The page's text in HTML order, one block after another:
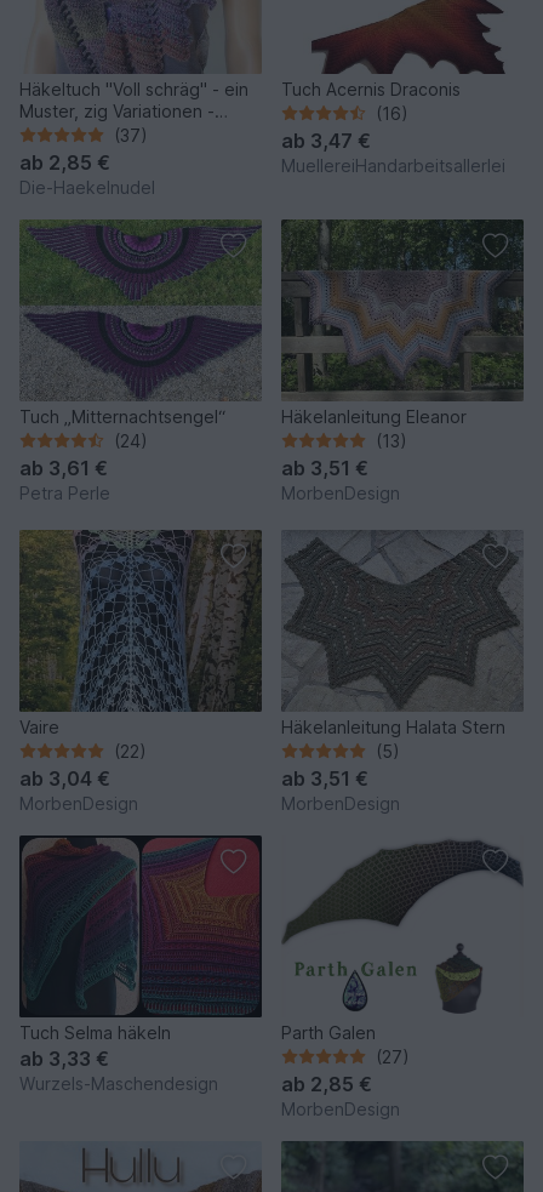
Häkeltuch "Voll schräg" - ein
Muster, zig Variationen -
verschiedene Tuch-Formen
(37)
ab 2,85 €
Die-Haekelnudel
Tuch Acernis Draconis
(16)
ab 3,47 €
MuellereiHandarbeitsallerlei
Tuch „Mitternachtsengel“
(24)
ab 3,61 €
Petra Perle
Häkelanleitung Eleanor
(13)
ab 3,51 €
MorbenDesign
Vaire
(22)
ab 3,04 €
MorbenDesign
Häkelanleitung Halata Stern
(5)
ab 3,51 €
MorbenDesign
Tuch Selma häkeln
ab 3,33 €
Wurzels-Maschendesign
Parth Galen
(27)
ab 2,85 €
MorbenDesign